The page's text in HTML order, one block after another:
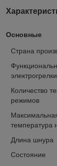
Основные
Страна
электрогрелки
Количество
режимов
температура
Длина шнура
Состояние